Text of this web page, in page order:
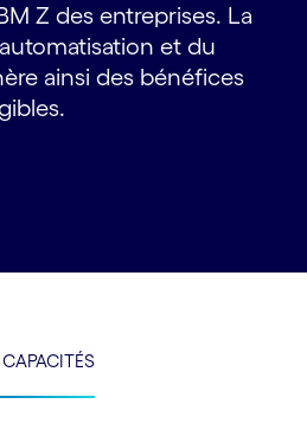
Z des entreprises. La
et du
ainsi des bénéfices